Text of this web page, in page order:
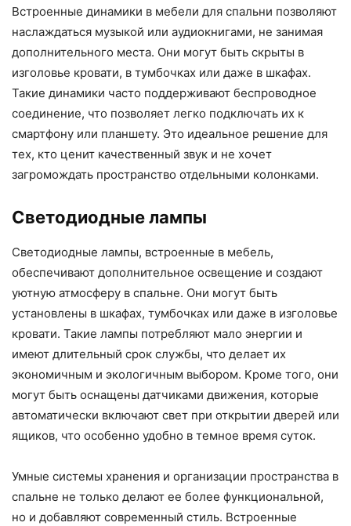
Встроенные динамики в мебели для спальни позволяют
наслаждаться музыкой или аудиокнигами, не занимая
дополнительного места. Они могут быть скрыты в
изголовье кровати, в тумбочках или даже в шкафах.
Такие динамики часто поддерживают беспроводное
соединение, что позволяет легко подключать их к
смартфону или планшету. Это идеальное решение для
тех, кто ценит качественный звук и не хочет
загромождать пространство отдельными колонками.
Светодиодные лампы
Светодиодные лампы, встроенные в мебель,
обеспечивают дополнительное освещение и создают
уютную атмосферу в спальне. Они могут быть
установлены в шкафах, тумбочках или даже в изголовье
кровати. Такие лампы потребляют мало энергии и
имеют длительный срок службы, что делает их
экономичным и экологичным выбором. Кроме того, они
могут быть оснащены датчиками движения, которые
автоматически включают свет при открытии дверей или
ящиков, что особенно удобно в темное время суток.
Умные системы хранения и организации пространства в
спальне не только делают ее более функциональной,
но и добавляют современный стиль. Встроенные